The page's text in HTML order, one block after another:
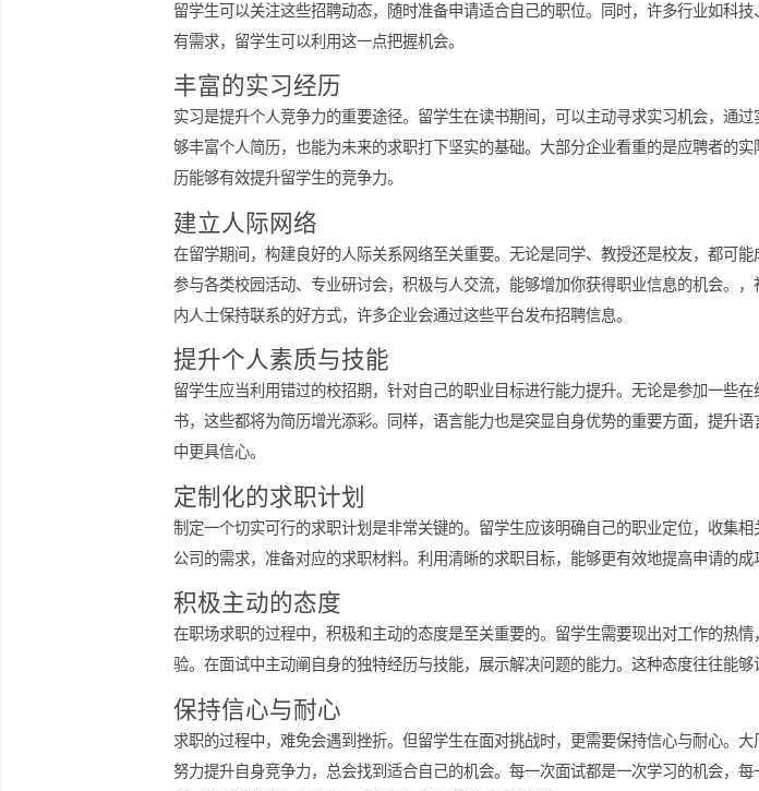
错过校招后，依然顺利踏入理想的企业。
灵活的就业选择
对于留学生而言，除了传统的校招，许多企业都有灵活的招聘计划。他们并
留学生可以关注这些招聘动态，随时准备申请适合自己的职位。同时，许多
有需求，留学生可以利用这一点把握机会。
丰富的实习经历
实习是提升个人竞争力的重要途径。留学生在读书期间，可以主动寻求实习
建立人际网络
在留学期间，构建良好的人际关系网络至关重要。无论是同学、教授还是
参与各类校园活动、专业研讨会，积极与人交流，能够增加你获得职业信息
内人士保持联系的好方式，许多企业会通过这些平台发布招聘信息。
提升个人素质与技能
留学生应当利用错过的校招期，针对自己的职业目标进行能力提升。无论是
书，这些都将为简历增光添彩。同样，语言能力也是突显自身优势的重要方
中更具信心。
制定一个切实可行的求职计划是非常关键的。留学生应该明确自己的职业定